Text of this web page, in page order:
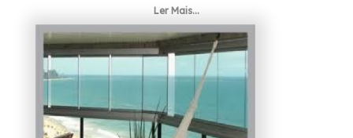
A sua busca é por Cortina de Vidro para
Sacada valor na Vila Mariana? Atuando no
segmento de engenharia de vidros, a Protavi
Vidros pode ser sua alternativa mais viável, já
que oferece produtos e serviços como o de
coberturas com vidro, envidraçamento de
sacadas, portas de vidro e box para
banheiros. Ao entrar em contato conosco,
você poderá esclarecer suas dúvidas,
estamos à sua disposição.
Ler Mais...